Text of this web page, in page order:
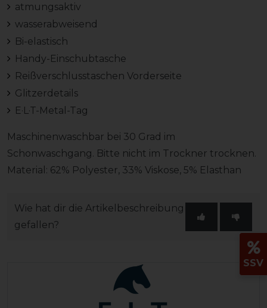
atmungsaktiv
wasserabweisend
Bi-elastisch
Handy-Einschubtasche
Reißverschlusstaschen Vorderseite
Glitzerdetails
E·L·T-Metal-Tag
Maschinenwaschbar bei 30 Grad im
Schonwaschgang. Bitte nicht im Trockner trocknen.
Material: 62% Polyester, 33% Viskose, 5% Elasthan
Wie hat dir die Artikelbeschreibung
gefallen?
SSV